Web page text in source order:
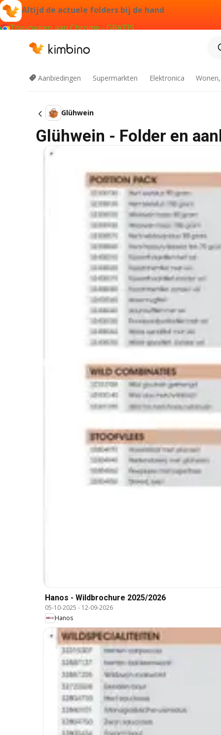
Altijd de actuele folders bij de hand
Toevoegen aan Chrome - GRATIS
Aanbiedingen Supermarkten Elektronica
Glühwein
Glühwein - Folder en
Hanos - Wildbrochure 2025/2026
05-10-2025 - 12-09-2026
Hanos